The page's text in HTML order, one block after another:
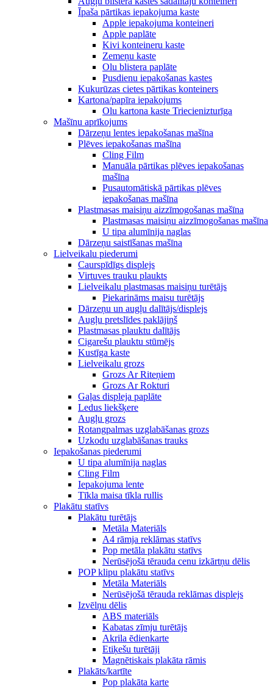
Īpaša pārtikas iepakojuma kaste
Apple iepakojuma konteineri
Apple paplāte
Kivi konteineru kaste
Zemeņu kaste
Olu blistera paplāte
Pusdienu iepakošanas kastes
Kukurūzas cietes pārtikas konteiners
Kartona/papīra iepakojums
Olu kartona kaste Triecienizturīga
Mašīnu aprīkojums
Dārzeņu lentes iepakošanas mašīna
Plēves iepakošanas mašīna
Cling Film
Manuāla pārtikas plēves iepakošanas
mašīna
Pusautomātiskā pārtikas plēves
iepakošanas mašīna
Plastmasas maisiņu aizzīmogošanas mašīna
Plastmasas maisiņu aizzīmogošanas mašīna
U tipa alumīnija naglas
Dārzeņu saistīšanas mašīna
Lielveikalu piederumi
Caurspīdīgs displejs
Virtuves trauku plaukts
Lielveikalu plastmasas maisiņu turētājs
Piekarināms maisu turētājs
Dārzeņu un augļu dalītājs/displejs
Augļu pretslīdes paklājiņš
Plastmasas plauktu dalītājs
Cigarešu plauktu stūmējs
Kustīga kaste
Lielveikalu grozs
Grozs Ar Riteņiem
Grozs Ar Rokturi
Gaļas displeja paplāte
Ledus liekšķere
Augļu grozs
Rotangpalmas uzglabāšanas grozs
Uzkodu uzglabāšanas trauks
Iepakošanas piederumi
U tipa alumīnija naglas
Cling Film
Iepakojuma lente
Tīkla maisa tīkla rullis
Plakātu statīvs
Plakātu turētājs
Metāla Materiāls
A4 rāmja reklāmas statīvs
Pop metāla plakātu statīvs
Nerūsējošā tērauda cenu izkārtņu dēlis
POP klipu plakātu statīvs
Metāla Materiāls
Nerūsējošā tērauda reklāmas displejs
Izvēlņu dēlis
ABS materiāls
Kabatas zīmju turētājs
Akrila ēdienkarte
Etiķešu turētāji
Magnētiskais plakāta rāmis
Plakāts/kartīte
Pop plakāta karte